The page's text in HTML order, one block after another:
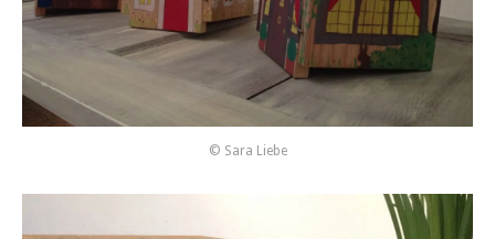
© Sara Liebe